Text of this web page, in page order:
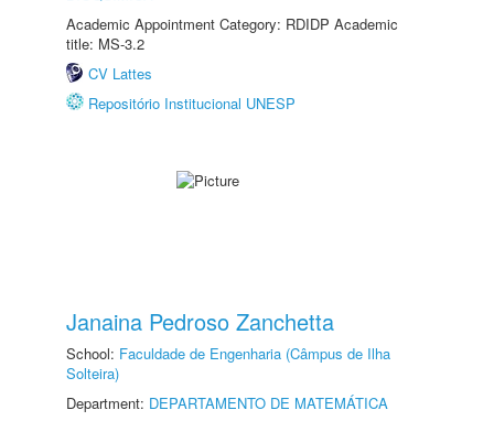
Academic Appointment Category: RDIDP Academic
title: MS-3.2
CV Lattes
Repositório Institucional UNESP
Janaina Pedroso Zanchetta
School: Faculdade de Engenharia (Câmpus de Ilha
Solteira)
Department: DEPARTAMENTO DE MATEMÁTICA